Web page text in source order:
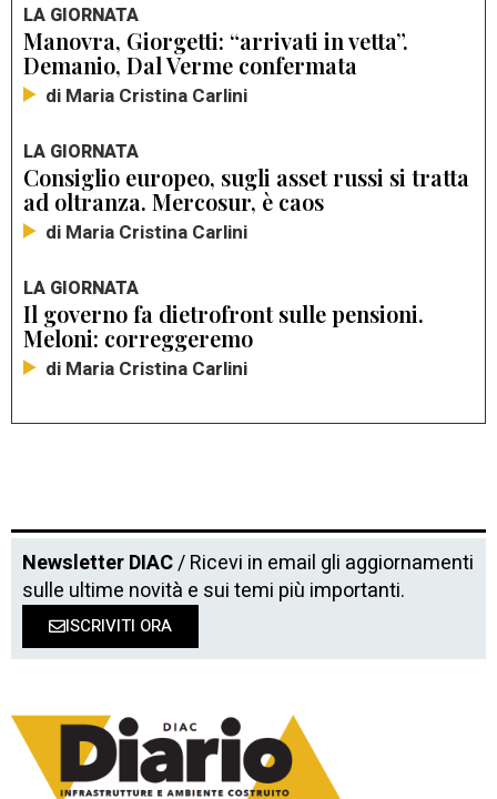
LA GIORNATA
Manovra, Giorgetti: “arrivati in vetta”.
Demanio, Dal Verme confermata
di Maria Cristina Carlini
LA GIORNATA
Consiglio europeo, sugli asset russi si tratta
ad oltranza. Mercosur, è caos
di Maria Cristina Carlini
LA GIORNATA
Il governo fa dietrofront sulle pensioni.
Meloni: correggeremo
di Maria Cristina Carlini
Newsletter DIAC/ Ricevi in email gli aggiornamenti
sulle ultime novità e sui temi più importanti.
ISCRIVITI ORA